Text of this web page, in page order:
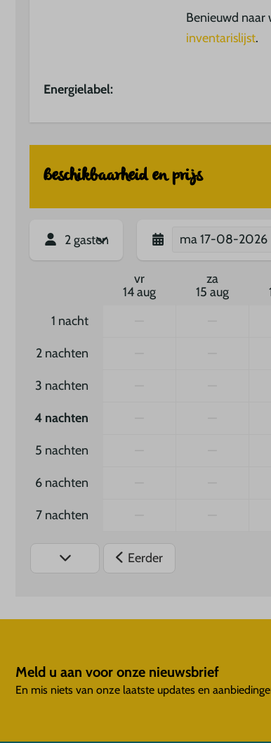
Benieuwd naar
inventarislijst.
Energielabel:
Beschikbaarheid en prijs
2 gasten ma17-08-2026
vr
14 aug
za
15 aug
1 nacht
2 nachten
3 nachten
4 nachten
5 nachten
6 nachten
7 nachten
Eerder
Meld u aan voor onze nieuwsbrief
En mis niets van onze laatste updates en